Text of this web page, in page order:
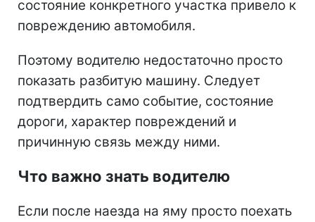
состояние конкретного участка привело к
повреждению автомобиля.
Поэтому водителю недостаточно просто
показать разбитую машину. Следует
подтвердить само событие, состояние
дороги, характер повреждений и
причинную связь между ними.
Что важно знать водителю
Если после наезда на яму просто поехать